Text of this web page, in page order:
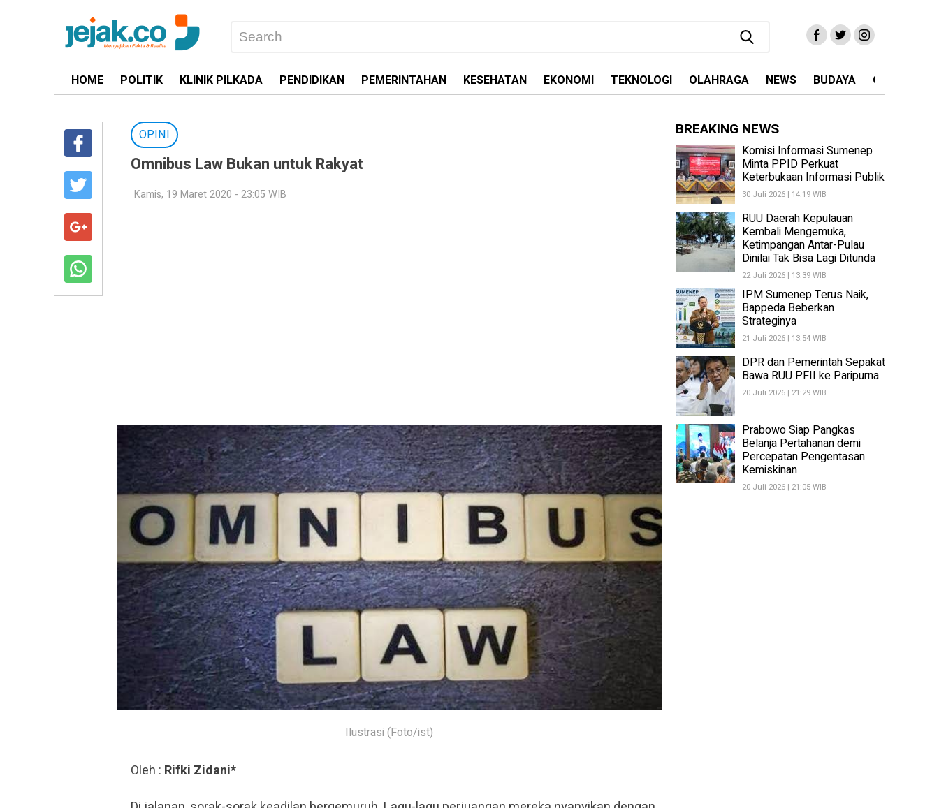
HOME POLITIK KLINIK PILKADA PENDIDIKAN PEMERINTAHAN KESEHATAN EKONOMI TEKNOLOGI OLAHRAGA NEWS BUDAYA OPINI
OPINI
Omnibus Law Bukan untuk Rakyat
Kamis, 19 Maret 2020 - 23:05 WIB
Ilustrasi (Foto/ist)
Oleh : Rifki Zidani*
BREAKING NEWS
Komisi Informasi Sumenep
Minta PPID Perkuat
Keterbukaan Informasi Publik
30 Juli 2026 | 14:19 WIB
RUU Daerah Kepulauan
Kembali Mengemuka,
Ketimpangan Antar-Pulau
Dinilai Tak Bisa Lagi Ditunda
22 Juli 2026 | 13:39 WIB
IPM Sumenep Terus Naik,
Bappeda Beberkan
Strateginya
21 Juli 2026 | 13:54 WIB
DPR dan Pemerintah Sepakat
Bawa RUU PFII ke Paripurna
20 Juli 2026 | 21:29 WIB
Prabowo Siap Pangkas
Belanja Pertahanan demi
Percepatan Pengentasan
Kemiskinan
20 Juli 2026 | 21:05 WIB